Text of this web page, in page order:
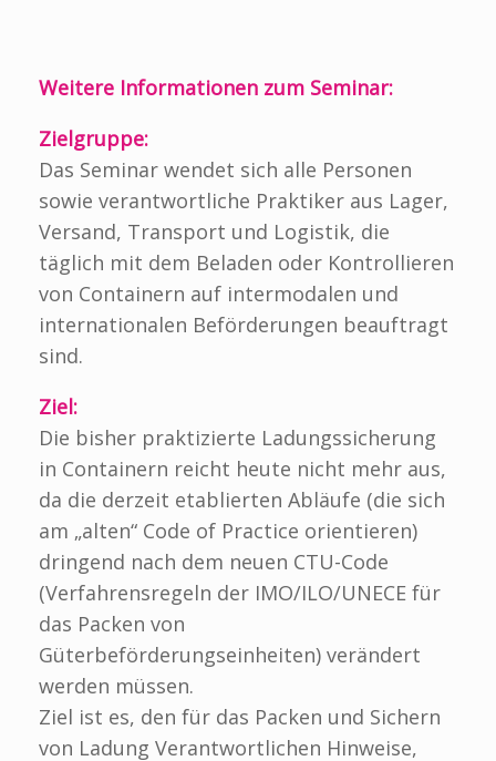
Weitere Informationen zum Seminar:
Zielgruppe:
Das Seminar wendet sich alle Personen
sowie verantwortliche Praktiker aus Lager,
Versand, Transport und Logistik, die
täglich mit dem Beladen oder Kontrollieren
von Containern auf intermodalen und
internationalen Beförderungen beauftragt
sind.
Ziel:
Die bisher praktizierte Ladungssicherung
in Containern reicht heute nicht mehr aus,
da die derzeit etablierten Abläufe (die sich
am „alten“ Code of Practice orientieren)
dringend nach dem neuen CTU-Code
(Verfahrensregeln der IMO/ILO/UNECE für
das Packen von
Güterbeförderungseinheiten) verändert
werden müssen.
Ziel ist es, den für das Packen und Sichern
von Ladung Verantwortlichen Hinweise,